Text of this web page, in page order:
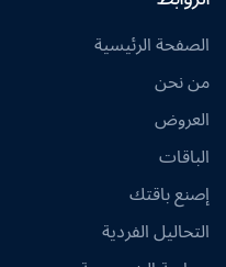
الصفحة الرئيسية
من نحن
العروض
الباقات
إصنع باقتك
التحاليل الفردية